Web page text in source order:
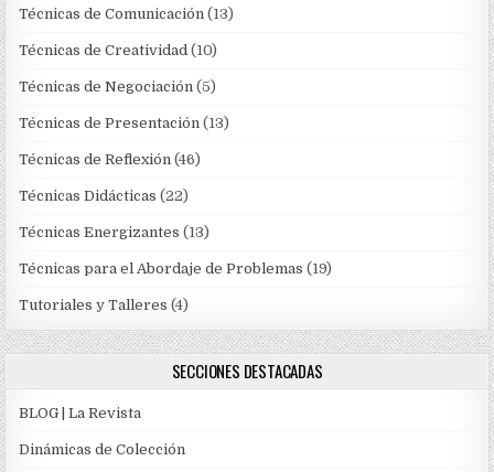
Técnicas de Comunicación (13)
Técnicas de Creatividad (10)
Técnicas de Negociación (5)
Técnicas de Presentación (13)
Técnicas de Reflexión (46)
Técnicas Didácticas (22)
Técnicas Energizantes (13)
Técnicas para el Abordaje de Problemas (19)
Tutoriales y Talleres (4)
SECCIONES DESTACADAS
BLOG | La Revista
Dinámicas de Colección